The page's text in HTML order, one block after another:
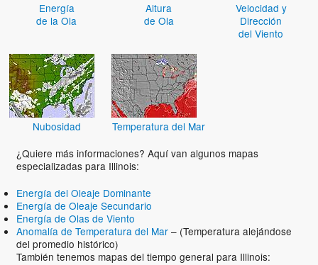
Energía
de la Ola
Altura
de Ola
Velocidad y
Dirección
del Viento
Nubosidad
Temperatura del Mar
¿Quiere más informaciones? Aquí van algunos mapas
especializadas para Illinois:
Energía del Oleaje Dominante
Energía de Oleaje Secundario
Energía de Olas de Viento
Anomalía de Temperatura del Mar – (Temperatura alejándose
del promedio histórico)
También tenemos mapas del tiempo general para Illinois: